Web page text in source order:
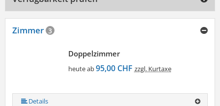
Zimmer 3
Doppelzimmer
heute ab95,00 CHF zzgl. Kurtaxe
Details